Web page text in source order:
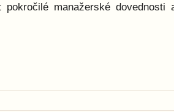
manažerské